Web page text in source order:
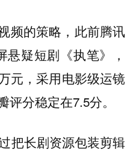
频的策略， 此前腾讯
疑短剧《执笔》，
元，采用电影级运镜
分稳定在7.5分。
把长剧资源包装剪辑